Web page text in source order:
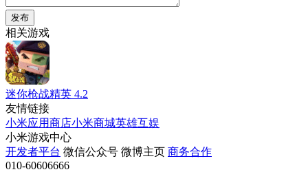
发布
相关游戏
迷你枪战精英 4.2
友情链接
小米应用商店小米商城英雄互娱
小米游戏中心
开发者平台 微信公众号 微博主页 商务合作
010-60606666